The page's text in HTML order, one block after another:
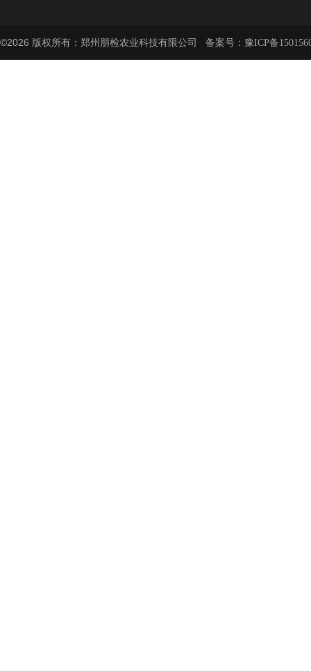
©2026 版权所有：郑州朋检农业科技有限公司 备案号： 豫ICP备